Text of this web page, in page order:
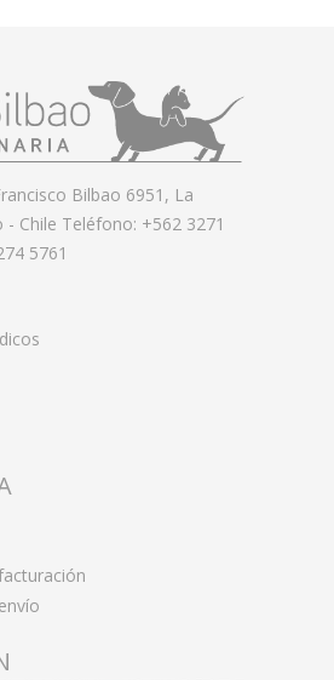
Bilbao 6951, La
- Chile Teléfono: +562 3271
5761